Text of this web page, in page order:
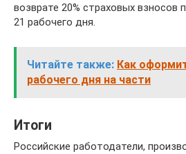
возврате 20% страховых взносов
21 рабочего дня.
Читайте также: Как
рабочего дня на части
Итоги
Российские работодатели,